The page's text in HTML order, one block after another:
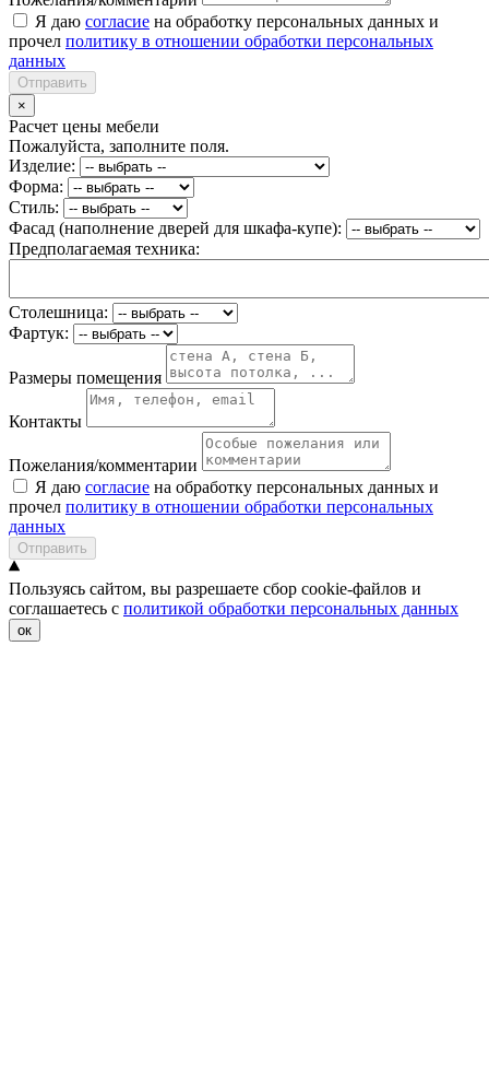
Я даю согласие на обработку персональных данных и
прочел политику в отношении обработки персональных
данных
Отправить
×
Расчет цены мебели
Пожалуйста, заполните поля.
Изделие:
Форма:
Стиль:
Фасад (наполнение дверей для шкафа-купе):
Предполагаемая техника:
Столешница:
Фартук:
Размеры помещения
Контакты
Пожелания/комментарии
Я даю согласие на обработку персональных данных и
прочел политику в отношении обработки персональных
данных
Отправить
Пользуясь сайтом, вы разрешаете сбор cookie-файлов и
соглашаетесь с политикой обработки персональных данных
ок